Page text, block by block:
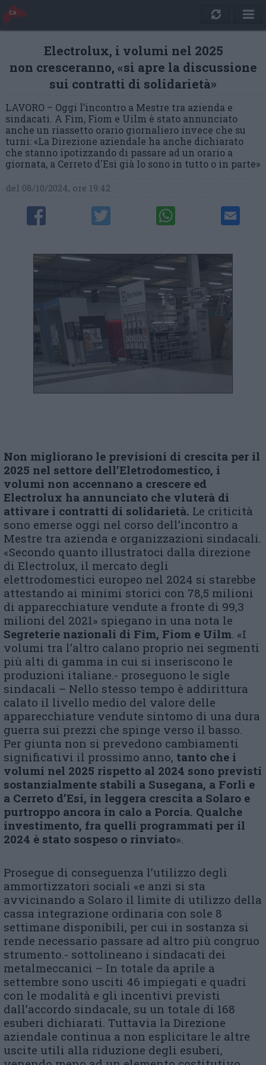
Electrolux, i volumi nel 2025
non cresceranno, «si apre la discussione
sui contratti di solidarietà»
LAVORO – Oggi l’incontro a Mestre tra azienda e
sindacati. A Fim, Fiom e Uilm è stato annunciato
anche un riassetto orario giornaliero invece che su
turni: «La Direzione aziendale ha anche dichiarato
che stanno ipotizzando di passare ad un orario a
giornata, a Cerreto d'Esi già Io sono in tutto o in parte»
del 08/10/2024, ore 19:42
Non migliorano le previsioni di crescita per il
2025 nel settore dell’Eletrodomestico, i
volumi non accennano a crescere ed
Electrolux ha annunciato che vluterà di
attivare i contratti di solidarietà. Le criticità
sono emerse oggi nel corso dell’incontro a
Mestre tra azienda e organizzazioni sindacali.
«Secondo quanto illustratoci dalla direzione
di Electrolux, il mercato degli
elettrodomestici europeo nel 2024 si starebbe
attestando ai minimi storici con 78,5 milioni
di apparecchiature vendute a fronte di 99,3
milioni del 2021» spiegano in una nota le
Segreterie nazionali di Fim, Fiom e Uilm. «I
volumi tra l’altro calano proprio nei segmenti
più alti di gamma in cui si inseriscono le
produzioni italiane.- proseguono le sigle
sindacali – Nello stesso tempo è addirittura
calato il livello medio del valore delle
apparecchiature vendute sintomo di una dura
guerra sui prezzi che spinge verso il basso.
Per giunta non si prevedono cambiamenti
significativi il prossimo anno, tanto che i
volumi nel 2025 rispetto al 2024 sono previsti
sostanzialmente stabili a Susegana, a Forlì e
a Cerreto d’Esi, in leggera crescita a Solaro e
purtroppo ancora in calo a Porcia. Qualche
investimento, fra quelli programmati per il
2024 è stato sospeso o rinviato».
Prosegue di conseguenza l’utilizzo degli
ammortizzatori sociali «e anzi si sta
avvicinando a Solaro il limite di utilizzo della
cassa integrazione ordinaria con sole 8
settimane disponibili, per cui in sostanza si
rende necessario passare ad altro più congruo
strumento.- sottolineano i sindacati dei
metalmeccanici – In totale da aprile a
settembre sono usciti 46 impiegati e quadri
con le modalità e gli incentivi previsti
dall’accordo sindacale, su un totale di 168
esuberi dichiarati. Tuttavia la Direzione
aziendale continua a non esplicitare le altre
uscite utili alla riduzione degli esuberi,